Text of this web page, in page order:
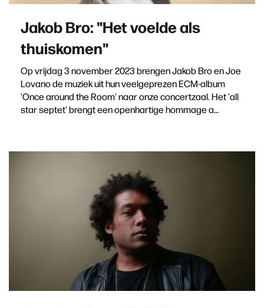
Jakob Bro: "Het voelde als
thuiskomen"
Op vrijdag 3 november 2023 brengen Jakob Bro en Joe
Lovano de muziek uit hun veelgeprezen ECM-album
'Once around the Room' naar onze concertzaal. Het 'all
star septet' brengt een openhartige hommage a…